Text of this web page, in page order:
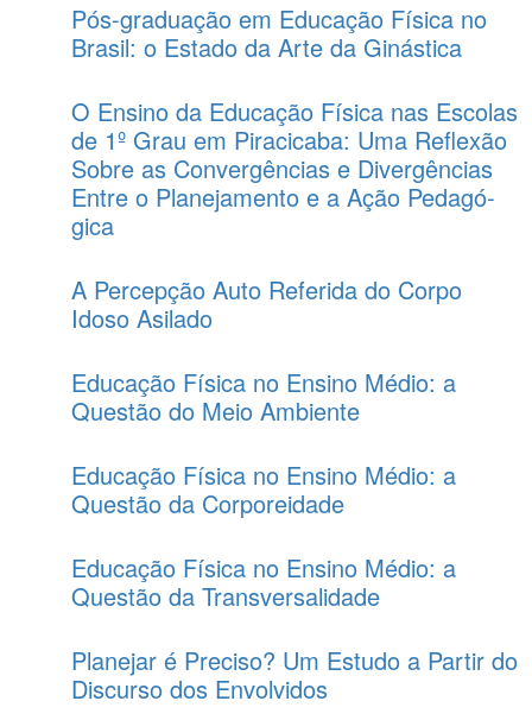
Pós-graduação em Educação Física no
Brasil: o Estado da Arte da Ginástica
O Ensino da Educação Física nas Escolas
de 1º Grau em Piracicaba: Uma Reflexão
Sobre as Convergências e Divergências
Entre o Planejamento e a Ação Pedagó­
gica
A Percepção Auto Referida do Corpo
Idoso Asilado
Educação Física no Ensino Médio: a
Questão do Meio Ambiente
Educação Física no Ensino Médio: a
Questão da Corporeidade
Educação Física no Ensino Médio: a
Questão da Transversalidade
Planejar é Preciso? Um Estudo a Partir do
Discurso dos Envolvidos